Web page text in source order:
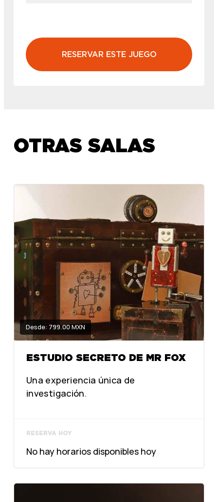
RESERVAR ESTE JUEGO
OTRAS SALAS
Desde: 799.00 MXN
ESTUDIO SECRETO DE MR FOX
Una experiencia única de
investigación.
RESERVA HOY
No hay horarios disponibles hoy